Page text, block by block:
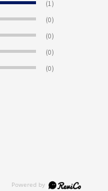
(1)
(0)
(0)
(0)
(0)